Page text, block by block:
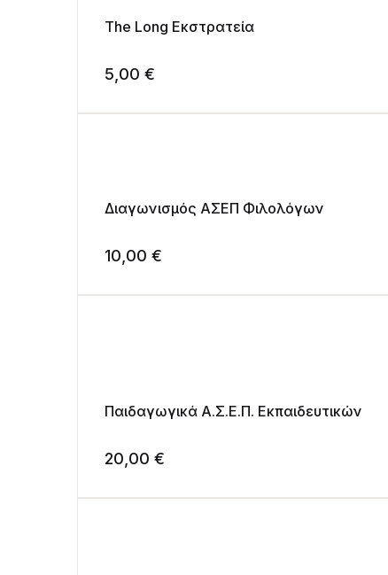
The Long Εκστρατεία
5,00 €
Διαγωνισμός ΑΣΕΠ Φιλολόγων
10,00 €
Παιδαγωγικά Α.Σ.Ε.Π. Εκπαιδευτικών
20,00 €